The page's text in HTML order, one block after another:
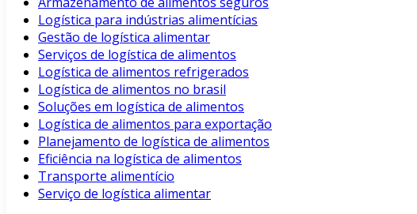
Logística para indústrias alimentícias
Gestão de logística alimentar
Serviços de logística de alimentos
Logística de alimentos refrigerados
Logística de alimentos no brasil
Soluções em logística de alimentos
Logística de alimentos para exportação
Planejamento de logística de alimentos
Eficiência na logística de alimentos
Transporte alimentício
Serviço de logística alimentar